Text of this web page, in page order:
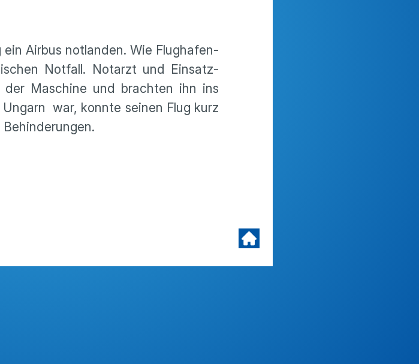
Airbus notlanden. Wie Flughafen-
Notfall. Notarzt und Einsatz­
Maschine und brachten ihn ins
war, konnte seinen Flug kurz